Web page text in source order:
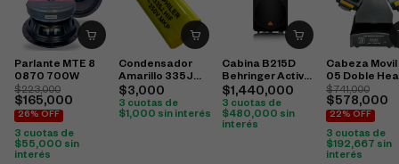
Parlante MTE 8
0870 700W
$223,000
$165,000
26% OFF
3 cuotas de
$55,000 sin
interés
Condensador
Amarillo 335J
250V 3,3
$3,000
3 cuotas de
$1,000 sin interés
Cabina B215D
Behringer Activa
15″
$1,440,000
3 cuotas de
$480,000 sin
interés
Cabeza Movil
05 Doble
Small
$741,000
$578,000
22% OFF
3 cuotas de
$192,667 sin
interés